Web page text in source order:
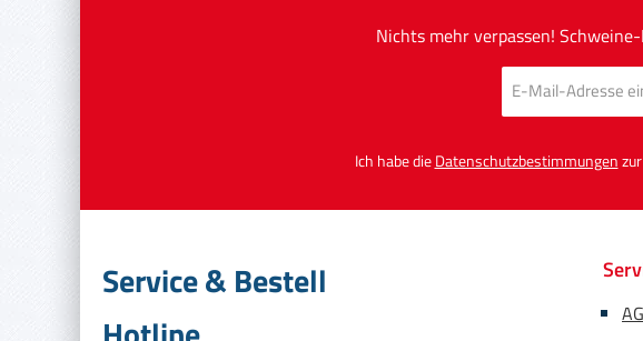
Nichts mehr verpassen!
E-
Mail-
Adresse
Ich habe dieDatenschutzbestimmungen
Service & Bestell